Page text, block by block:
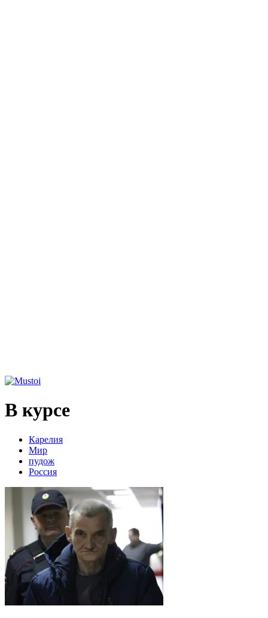
В курсе
Карелия
Мир
пудож
Россия